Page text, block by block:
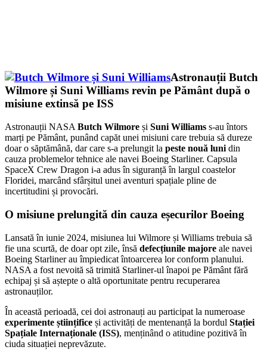
Astronauții Butch
Wilmore și Suni Williams revin pe Pământ după o
misiune extinsă pe ISS
Astronauții NASA Butch Wilmore și Suni Williams s-au întors
marți pe Pământ, punând capăt unei misiuni care trebuia să dureze
doar o săptămână, dar care s-a prelungit la peste nouă luni din
cauza problemelor tehnice ale navei Boeing Starliner. Capsula
SpaceX Crew Dragon i-a adus în siguranță în largul coastelor
Floridei, marcând sfârșitul unei aventuri spațiale pline de
incertitudini și provocări.
O misiune prelungită din cauza eșecurilor Boeing
Lansată în iunie 2024, misiunea lui Wilmore și Williams trebuia să
fie una scurtă, de doar opt zile, însă defecțiunile majore ale navei
Boeing Starliner au împiedicat întoarcerea lor conform planului.
NASA a fost nevoită să trimită Starliner-ul înapoi pe Pământ fără
echipaj și să aștepte o altă oportunitate pentru recuperarea
astronauților.
În această perioadă, cei doi astronauți au participat la numeroase
experimente științifice și activități de mentenanță la bordul Stației
Spațiale Internaționale (ISS), menținând o atitudine pozitivă în
ciuda situației neprevăzute.